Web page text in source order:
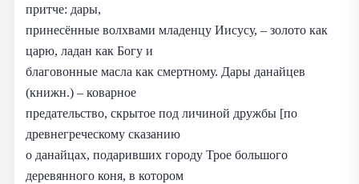
притче: дары,
принесённые волхвами младенцу Иисусу, – золото как
царю, ладан как Богу и
благовонные масла как смертному. Дары данайцев
(книжн.) – коварное
предательство, скрытое под личиной дружбы [по
древнегреческому сказанию
о данайцах, подаривших городу Трое большого
деревянного коня, в котором